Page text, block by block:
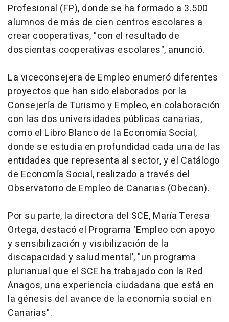
Profesional (FP), donde se ha formado a 3.500
alumnos de más de cien centros escolares a
crear cooperativas, "con el resultado de
doscientas cooperativas escolares", anunció.
La viceconsejera de Empleo enumeró diferentes
proyectos que han sido elaborados por la
Consejería de Turismo y Empleo, en colaboración
con las dos universidades públicas canarias,
como el Libro Blanco de la Economía Social,
donde se estudia en profundidad cada una de las
entidades que representa al sector, y el Catálogo
de Economía Social, realizado a través del
Observatorio de Empleo de Canarias (Obecan).
Por su parte, la directora del SCE, María Teresa
Ortega, destacó el Programa ‘Empleo con apoyo
y sensibilización y visibilización de la
discapacidad y salud mental’, "un programa
plurianual que el SCE ha trabajado con la Red
Anagos, una experiencia ciudadana que está en
la génesis del avance de la economía social en
Canarias".